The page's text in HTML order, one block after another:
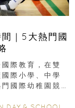
｜5大熱門國
際教育，在雙
際小學、中學
國際幼稚園競